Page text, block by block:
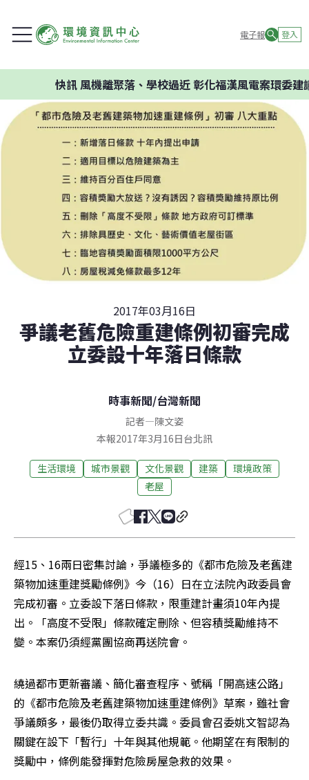
電子報 登入
風機離聚落、學校過近 彰化福漢風電案環委建議不
2017年03月16日
爭議老舊危險重建條例初審完成
立委設十年落日條款
時事新聞/台灣新聞
記者—陳文姿
本報2017年3月16日台北訊
生活環境 城市景觀 文化景觀 建築
環境政策
老屋
經15、16兩日密集討論，爭議極多的《都市危險及老舊建
築物加速重建獎勵條例》今（16）日在立法院內政委員會
完成初審。立委設下落日條款，限重建計畫須10年內提
出。「高度不受限」條款確定刪除、但容積獎勵維持不
變。本案仍須經黨團協商再送院會。
繞過都市更新審議、簡化審查程序、號稱「開高速公路」
的《都市危險及老舊建築物加速重建條例》草案，雖社會
爭議頗多，最後仍取得立委共識。委員會召委姚文智認為
關鍵在設下「暫行」十年與其他規範。他期望在有限制的
獎勵中，條例能發揮對危險房屋急救的效果。